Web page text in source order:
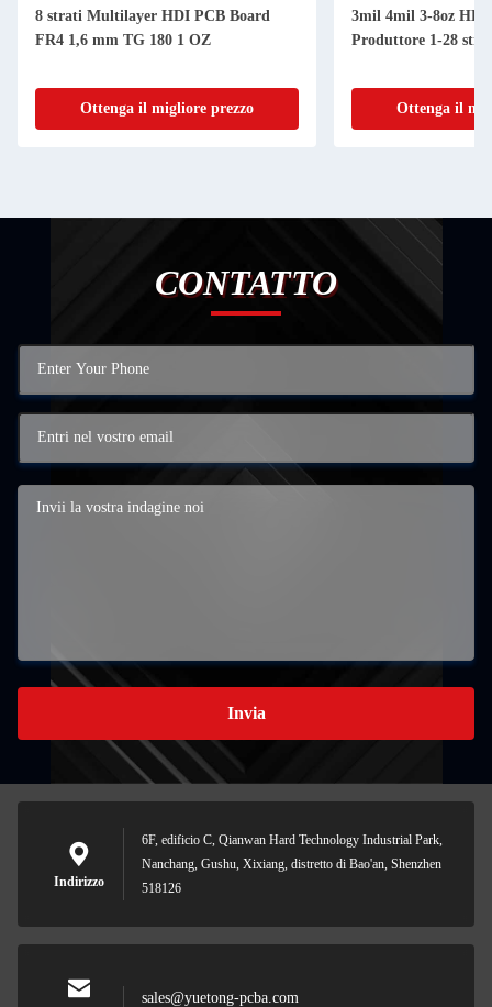
8 strati Multilayer HDI PCB Board
FR4 1,6 mm TG 180 1 OZ
Ottenga il migliore prezzo
3mil 4mil 3-8oz HDI
Produttore 1-28
Ottenga il
CONTATTO
Invia
Indirizzo
6F, edificio C, Qianwan Hard Technology Industrial Park,
Nanchang, Gushu, Xixiang, distretto di Bao'an, Shenzhen
518126
sales@yuetong-pcba.com